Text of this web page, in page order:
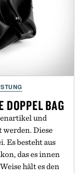
DOPPEL BAG
und
werden. Diese
Es besteht aus
das es innen
hält es den